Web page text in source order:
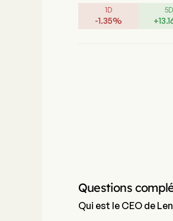
1D
-1.35%
5D
+
Questions
Qui est le CEO de